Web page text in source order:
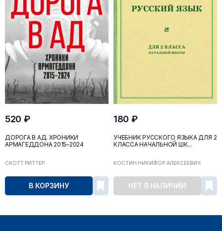
520 ₽
ДОРОГА В АД. ХРОНИКИ
АРМАГЕДДОНА 2015–2024
СКОТТ РИТТЕР
В КОРЗИНУ
180 ₽
УЧЕБНИК РУССКОГО ЯЗЫКА ДЛЯ 2
КЛАССА НАЧАЛЬНОЙ ШК...
КОСТИН НИКИФОР АЛЕКСЕЕВИЧ
НЕТ В НАЛИЧИИ